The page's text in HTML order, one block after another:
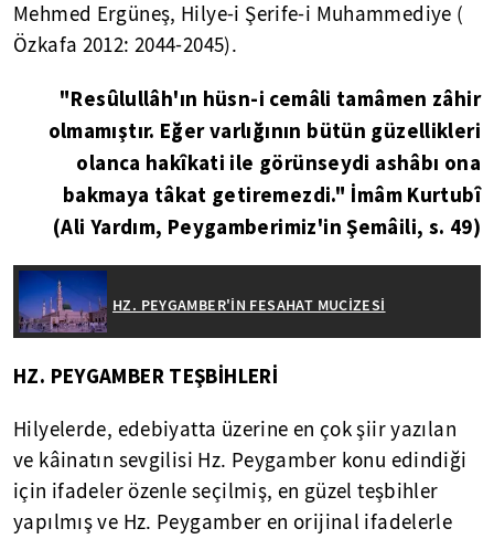
Mehmed Ergüneş, Hilye-i Şerife-i Muhammediye (
Özkafa 2012: 2044-2045).
"Resûlullâh'ın hüsn-i cemâli tamâmen zâhir
olmamıştır. Eğer varlığının bütün güzellikleri
olanca hakîkati ile görünseydi ashâbı ona
bakmaya tâkat getiremezdi." İmâm Kurtubî
(Ali Yardım, Peygamberimiz'in Şemâili, s. 49)
HZ. PEYGAMBER'İN FESAHAT MUCİZESİ
HZ. PEYGAMBER TEŞBİHLERİ
Hilyelerde, edebiyatta üzerine en çok şiir yazılan
ve kâinatın sevgilisi Hz. Peygamber konu edindiği
için ifadeler özenle seçilmiş, en güzel teşbihler
yapılmış ve Hz. Peygamber en orijinal ifadelerle